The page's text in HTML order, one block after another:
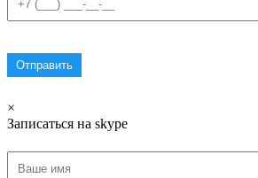
×
Записаться на skype